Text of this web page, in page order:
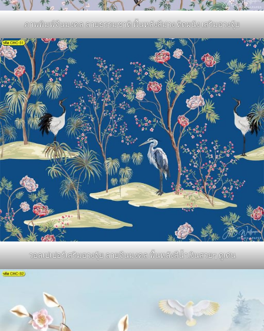
ภาพพิมพ์จีนมงคล ลายธรรมชาติ พื้นหลังสีม่วง ติดผนัง เสริมฮวงจุ้ย
วอลเปเปอร์เสริมฮวงจุ้ย ลายจีนมงคล พื้นหลังสีน้ำเงินสวยๆ ดูเด่น